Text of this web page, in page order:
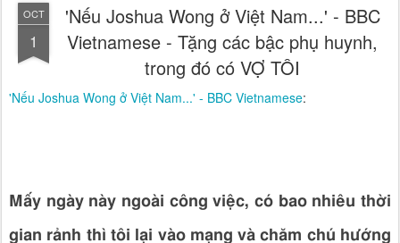
OCT
1
'Nếu Joshua Wong ở Việt Nam...' - BBC
Vietnamese - Tặng các bậc phụ huynh,
trong đó có VỢ TÔI
'Nếu Joshua Wong ở Việt Nam...' - BBC Vietnamese:
Mấy ngày này ngoài công việc, có bao nhiêu thời
gian rảnh thì tôi lại vào mạng và chăm chú hướng